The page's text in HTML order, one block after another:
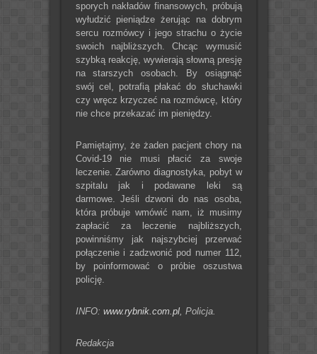
sporych nakładów finansowych, próbują
wyłudzić pieniądze żerując na dobrym
sercu rozmówcy i jego strachu o życie
swoich najbliższych. Chcąc wymusić
szybką reakcję, wywierają słowną presję
na starszych osobach. By osiągnąć
swój cel, potrafią płakać do słuchawki
czy wręcz krzyczeć na rozmówcę, który
nie chce przekazać im pieniędzy.
Pamiętajmy, że żaden pacjent chory na
Covid-19 nie musi płacić za swoje
leczenie. Zarówno diagnostyka, pobyt w
szpitalu jak i podawane leki są
darmowe. Jeśli dzwoni do nas osoba,
która próbuje wmówić nam, iż musimy
zapłacić za leczenie najbliższych,
powinniśmy jak najszybciej przerwać
połączenie i zadzwonić pod numer 112,
by poinformować o próbie oszustwa
policję.
INFO: www.rybnik.com.pl, Policja.
Redakcja